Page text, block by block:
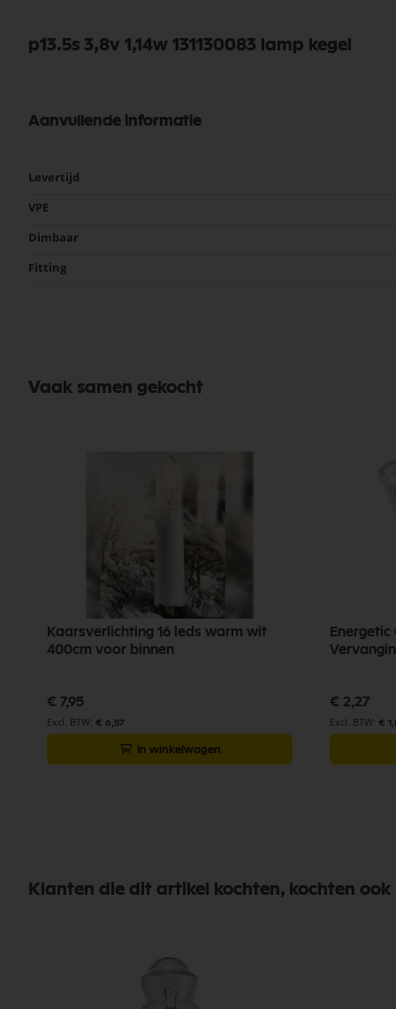
p13.5s 3,8v 1,14w 131130083 lamp kegel
Aanvullende informatie
Meer
informatie
Levertijd
VPE
Dimbaar
Fitting
Vaak samen gekocht
Kaarsverlichting 16 leds warm wit
400cm voor binnen
€ 7,95
€ 6,57
In winkelwagen
Energetic
€ 2,27
€
Klanten die dit artikel kochten, kochten ook